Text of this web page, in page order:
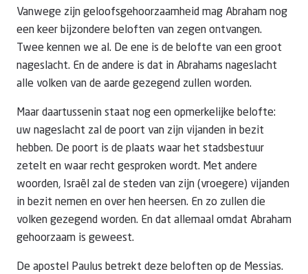
Vanwege zijn geloofsgehoorzaamheid mag Abraham nog
een keer bijzondere beloften van zegen ontvangen.
Twee kennen we al. De ene is de belofte van een groot
nageslacht. En de andere is dat in Abrahams nageslacht
alle volken van de aarde gezegend zullen worden.
Maar daartussenin staat nog een opmerkelijke belofte:
uw nageslacht zal de poort van zijn vijanden in bezit
hebben. De poort is de plaats waar het stadsbestuur
zetelt en waar recht gesproken wordt. Met andere
woorden, Israël zal de steden van zijn (vroegere) vijanden
in bezit nemen en over hen heersen. En zo zullen die
volken gezegend worden. En dat allemaal omdat Abraham
gehoorzaam is geweest.
De apostel Paulus betrekt deze beloften op de Messias.